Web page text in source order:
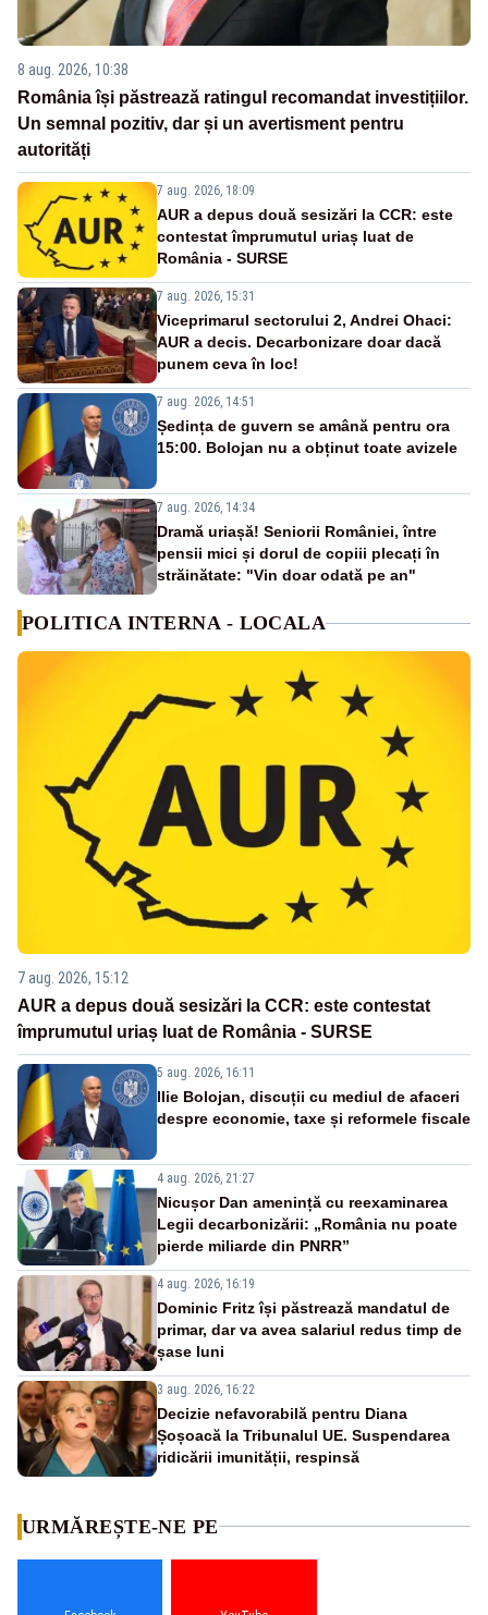
8 aug. 2026, 10:38
România își păstrează ratingul recomandat investițiilor.
Un semnal pozitiv, dar și un avertisment pentru
autorități
7 aug. 2026, 18:09
AUR a depus două sesizări la CCR: este
contestat împrumutul uriaș luat de
România - SURSE
7 aug. 2026, 15:31
Viceprimarul sectorului 2, Andrei Ohaci:
AUR a decis. Decarbonizare doar dacă
punem ceva în loc!
7 aug. 2026, 14:51
Ședința de guvern se amână pentru ora
15:00. Bolojan nu a obținut toate avizele
7 aug. 2026, 14:34
Dramă uriașă! Seniorii României, între
pensii mici și dorul de copiii plecați în
străinătate: "Vin doar odată pe an"
POLITICA INTERNA - LOCALA
7 aug. 2026, 15:12
AUR a depus două sesizări la CCR: este contestat
împrumutul uriaș luat de România - SURSE
5 aug. 2026, 16:11
Ilie Bolojan, discuții cu mediul de afaceri
despre economie, taxe și reformele fiscale
4 aug. 2026, 21:27
Nicușor Dan amenință cu reexaminarea
Legii decarbonizării: „România nu poate
pierde miliarde din PNRR”
4 aug. 2026, 16:19
Dominic Fritz își păstrează mandatul de
primar, dar va avea salariul redus timp de
șase luni
3 aug. 2026, 16:22
Decizie nefavorabilă pentru Diana
Șoșoacă la Tribunalul UE. Suspendarea
ridicării imunității, respinsă
URMĂREȘTE-NE PE